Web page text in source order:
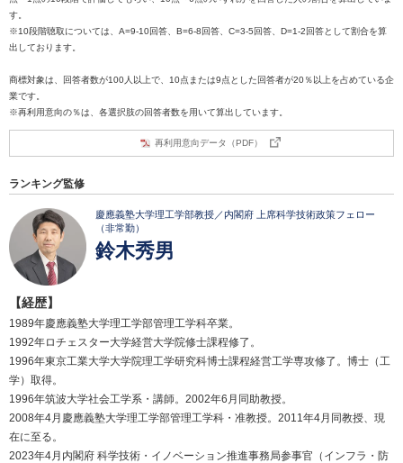
す。
※10段階聴取については、A=9-10回答、B=6-8回答、C=3-5回答、D=1-2回答として割合を算
出しております。
商標対象は、回答者数が100人以上で、10点または9点とした回答者が20％以上を占めている企
業です。
※再利用意向の％は、各選択肢の回答者数を用いて算出しています。
再利用意向データ（PDF）
ランキング監修
慶應義塾大学理工学部教授／内閣府 上席科学技術政策フェロー
（非常勤）
鈴木秀男
【経歴】
1989年慶應義塾大学理工学部管理工学科卒業。
1992年ロチェスター大学経営大学院修士課程修了。
1996年東京工業大学大学院理工学研究科博士課程経営工学専攻修了。博士（工
学）取得。
1996年筑波大学社会工学系・講師。2002年6月同助教授。
2008年4月慶應義塾大学理工学部管理工学科・准教授。2011年4月同教授、現
在に至る。
2023年4月内閣府 科学技術・イノベーション推進事務局参事官（インフラ・防